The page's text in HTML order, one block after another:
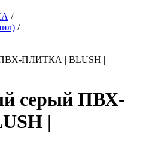
/
/
ПВХ-ПЛИТКА | BLUSH |
серый ПВХ-
|